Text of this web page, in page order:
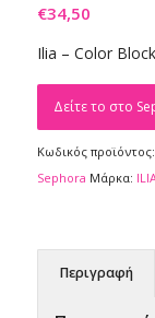
€34,50
Ilia – Color
Δείτε το στο
Κωδικός προϊόντος:
Sephora Μάρκα:
Περιγραφή